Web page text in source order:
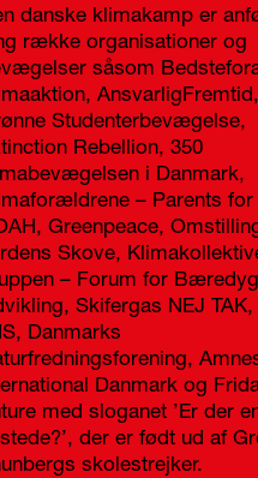
danske klima­kamp er
række organisationer og
såsom
Studenterbevægelse,
Rebellion, 350
i Danmark,
– Parents for
Greenpeace,
Skove,
– Forum for
Skifergas NEJ
Danmarks
Danmark og
med sloganet ’Er der
der er født ud af
skolestrejker.